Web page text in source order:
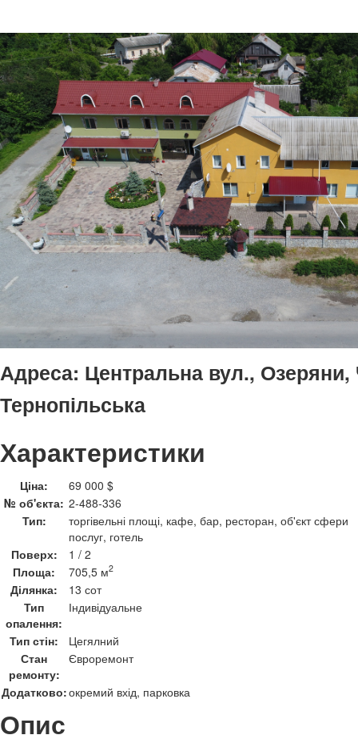
Адреса: Центральна вул., Озеряни,
Тернопільська
Характеристики
Ціна:
69 000 $
№ об'єкта: 2-488-336
Тип:
торгівельні площі, кафе, бар, ресторан, об'єкт сфери
послуг, готель
Поверх:
1 / 2
Площа:
705,5 м2
Ділянка:
13 сот
Тип
опалення:
Індивідуальне
Тип стін:
Цегялний
Стан
ремонту:
Євроремонт
Додатково:окремий вхід, парковка
Опис